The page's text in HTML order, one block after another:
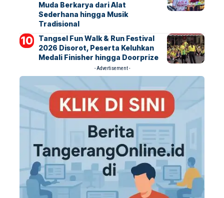
Muda Berkarya dari Alat
Sederhana hingga Musik
Tradisional
Tangsel Fun Walk & Run Festival
2026 Disorot, Peserta Keluhkan
Medali Finisher hingga Doorprize
- Advertisement -